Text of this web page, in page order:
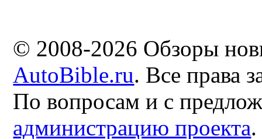
© 2008-2026 Обзоры
AutoBible.ru. Все права
По вопросам и с
администрацию проекта.